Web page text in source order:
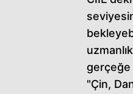
gerçeğe
"Çin,